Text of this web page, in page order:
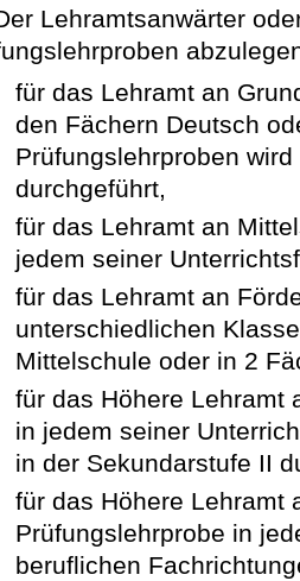
Lehramtsanwärter
für das Lehramt an
den Fächern Deutsch
Prüfungslehrproben
durchgeführt,
für das Lehramt an
jedem seiner
für das Lehramt an
unterschiedlichen
Mittelschule oder in 2
für das Höhere Lehramt
in jedem seiner
in der Sekundarstufe II
für das Höhere Lehramt
Prüfungslehrprobe in
beruflichen